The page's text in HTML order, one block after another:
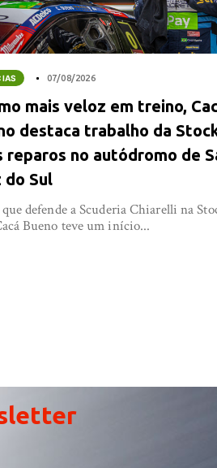
07/08/2026
mais veloz em treino,
destaca trabalho da
reparos no autódromo de
do Sul
defende a Scuderia Chiarelli na
Bueno teve um início...